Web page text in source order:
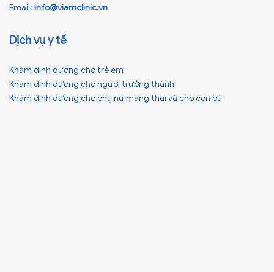
Email: info@viamclinic.vn
Dịch vụ y tế
Khám dinh dưỡng cho trẻ em
Khám dinh dưỡng cho người trưởng thành
Khám dinh dưỡng cho phụ nữ mang thai và cho con bú